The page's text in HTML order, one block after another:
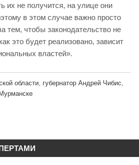
их не получится, на улице они
в этом случае важно просто
тем, чтобы законодательство не
это будет реализовано, зависит
властей».
области губернатор Андрей Чибис